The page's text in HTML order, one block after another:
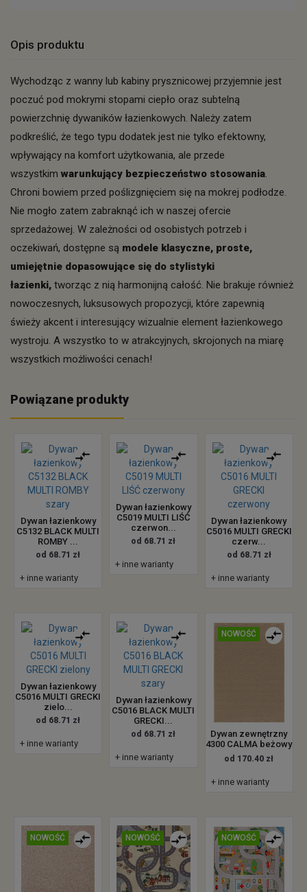
Opis produktu
Wychodząc z wanny lub kabiny prysznicowej przyjemnie jest
poczuć pod mokrymi stopami ciepło oraz subtelną
powierzchnię dywaników łazienkowych. Należy zatem
podkreślić, że tego typu dodatek jest nie tylko efektowny,
wpływający na komfort użytkowania, ale przede
wszystkim warunkujący bezpieczeństwo stosowania.
Chroni bowiem przed poślizgnięciem się na mokrej podłodze.
Nie mogło zatem zabraknąć ich w naszej ofercie
sprzedażowej. W zależności od osobistych potrzeb i
oczekiwań, dostępne są modele klasyczne, proste,
umiejętnie dopasowujące się do stylistyki
łazienki, tworząc z nią harmonijną całość. Nie brakuje również
nowoczesnych, luksusowych propozycji, które zapewnią
świeży akcent i interesujący wizualnie element łazienkowego
wystroju. A wszystko to w atrakcyjnych, skrojonych na miarę
wszystkich możliwości cenach!
Powiązane produkty
Dywan łazienkowy
C5132 BLACK MULTI
ROMBY ...
od 68.71 zł
+ inne warianty
Dywan łazienkowy
C5019 MULTI LIŚĆ
czerwon...
od 68.71 zł
+ inne warianty
Dywan łazienkowy
C5016 MULTI GRECKI
czerw...
od 68.71 zł
+ inne warianty
Dywan łazienkowy
C5016 MULTI GRECKI
zielo...
od 68.71 zł
+ inne warianty
Dywan łazienkowy
C5016 BLACK MULTI
GRECKI...
od 68.71 zł
+ inne warianty
NOWOŚĆ
Dywan zewnętrzny
4300 CALMA beżowy
od 170.40 zł
+ inne warianty
NOWOŚĆ NOWOŚĆ NOWOŚĆ